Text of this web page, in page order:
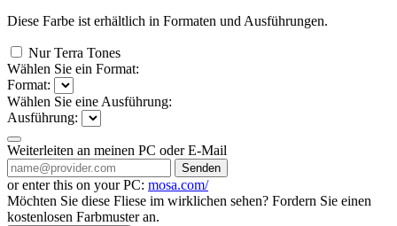
Diese Farbe ist erhältlich in Formaten und Ausführungen.
Nur Terra Tones
Wählen Sie ein Format:
Format:
Wählen Sie eine Ausführung:
Ausführung:
Weiterleiten an meinen PC oder E-Mail
Senden
or enter this on your PC: mosa.com/
Möchten Sie diese Fliese im wirklichen sehen? Fordern Sie einen
kostenlosen Farbmuster an.